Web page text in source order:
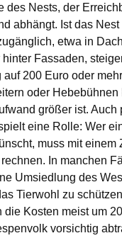
des Nests, der
abhängt. Ist das
etwa in
hinter Fassaden,
auf 200 Euro oder
oder Hebebühnen
größer ist. Auch
eine Rolle: Wer
muss mit einem
In manchen
Umsiedlung des
Tierwohl zu
die Kosten meist um
vorsichtig